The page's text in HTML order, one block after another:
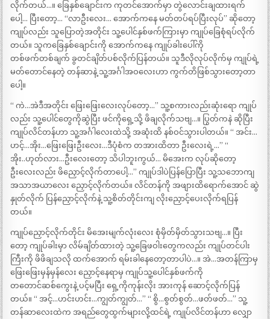
လိုက်တယ်…။ ခြေနှစ်ချောင်းက ကုတင်အောက်မှာ တွဲလောင်းချထားရက်
ပေါ့… ပြီးတော့… “လာဦးလေး… အောက်ကနေ မတ်တပ်ရပ်ပြီးလုပ်” ဆိုတော့
ကျုပ်လည်း သူပြောတဲ့အတိုင်း သူ့ပေါင်နှစ်ဖက်ကြားမှာ ကျုပ်ခြေစုံရပ်လိုက်
တယ်။ သူကခြေနှစ်ချောင်းကို အောက်ကနေ ကျုပ်ခါးပေါ်ကို
တစ်ဖက်တစ်ချက် ခွတင်ချိတ်ပစ်လိုက်ပြန်တယ်။ သူဒီလိုလုပ်လိုက်မှ ကျုပ်ရဲ့
မတ်တောင်နေတဲ့ တန်ဆာနဲ့ သူ့အင်္ဂါအဝလေးဟာ ကွက်တိဖြစ်သွားတော့တာ
ပေါ့။
“ ကဲ…အဲဒီအတိုင်း ဖြေးဖြေးလေးလုပ်တော့…” သူ့စကားလည်းဆုံးရော ကျုပ်
လည်း သူ့ပေါင်တွေကိုဆွဲပြီး ဖင်ကိုရှေ့သို့ ဖိချလိုက်သဗျ…။ ပြွတ်ကနဲ ဆိုပြီး
ကျုပ်လိင်တန်ဟာ သူ့အင်္ဂါလေးထဲသို့ အဆုံးထိ နစ်ဝင်သွားပါတယ်။ “ အင်း…
ဟင့်…အိုး…ဖြေးဖြေးဦးလေး…ဒီပုံစံက တအားထိတာ ဦးလေးရဲ့…” “
အိုး..ဟုတ်လား…ဦးလေးတော့ သိပါဘူးကွယ်… မိအေးက လုပ်ဆိုတော့
ဦးလေးလည်း ဖိညှောင့်လိုက်တာပေါ့…” ကျုပ်ဒါပဲပြန်ပြောပြီး သူ့သဘောကျ
အသာအယာလေး ညှောင့်လိုက်တယ်။ လိင်တန်ကို အဖျားထိရောက်အောင် ဆွဲ
နှုတ်လိုက် ပြန်ညှောင့်လိုက်နဲ့ သူ့စိတ်တိုင်းကျ လိုးညှောင့်ပေးလိုက်ရပြန်
တယ်။
ကျုပ်ညှောင့်လိုက်တိုင်း မိအေးမျက်လုံးလေး စုံမှိတ်မှိတ်သွားသဗျ…။ ပြီး
တော့ ကျုပ်ခါးမှာ လိမ်ချိတ်ထားတဲ့ သူ့ခြေဖဝါးတွေကလည်း ကျုပ်တင်ပါး
ကြီးကို ဖိဖိချသလို ထက်အောက် ရမ်းခါနေတော့တာပါပဲ…။ အဲ…အတန်ကြာမှ
ဖြေးဖြေးမှန်မှန်လေး ညှောင့်နေရာမှ ကျုပ်သူ့ပေါင်နှစ်ဖက်ကို
တတောင်ဆစ်ကွေးနဲ့ ပင့်မပြီး ရှေ့ကိုကုန်းလိုး အားကုန် ဆောင့်လိုက်ပြန်
တယ်။ “ အင့်…ဟင်းဟင်း…ကျွတ်ကျွတ်…” “ စွိ…စွတ်စွတ်…ဖတ်ဖတ်…” သူ့
တန်ဆာလေးထဲက အရည်တွေထွက်များလို့ထင်ရဲ့ ကျုပ်လိင်တန်ဟာ လျှော